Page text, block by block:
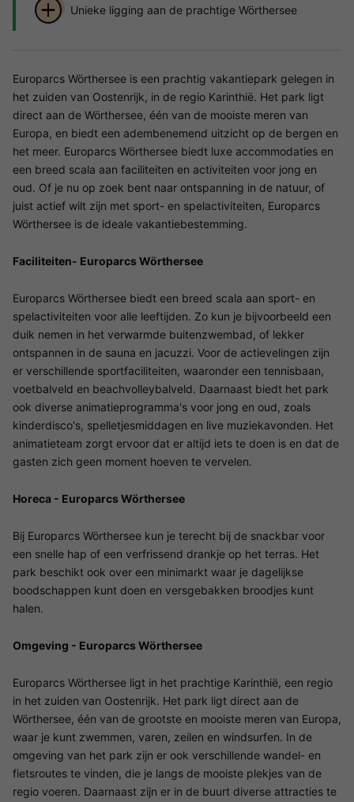
Unieke ligging aan de prachtige Wörthersee
Europarcs Wörthersee is een prachtig vakantiepark gelegen in
het zuiden van Oostenrijk, in de regio Karinthië. Het park ligt
direct aan de Wörthersee, één van de mooiste meren van
Europa, en biedt een adembenemend uitzicht op de bergen en
het meer. Europarcs Wörthersee biedt luxe accommodaties en
een breed scala aan faciliteiten en activiteiten voor jong en
oud. Of je nu op zoek bent naar ontspanning in de natuur, of
juist actief wilt zijn met sport- en spelactiviteiten, Europarcs
Wörthersee is de ideale vakantiebestemming.
Faciliteiten- Europarcs Wörthersee
Europarcs Wörthersee biedt een breed scala aan sport- en
spelactiviteiten voor alle leeftijden. Zo kun je bijvoorbeeld een
duik nemen in het verwarmde buitenzwembad, of lekker
ontspannen in de sauna en jacuzzi. Voor de actievelingen zijn
er verschillende sportfaciliteiten, waaronder een tennisbaan,
voetbalveld en beachvolleybalveld. Daarnaast biedt het park
ook diverse animatieprogramma's voor jong en oud, zoals
kinderdisco's, spelletjesmiddagen en live muziekavonden. Het
animatieteam zorgt ervoor dat er altijd iets te doen is en dat de
gasten zich geen moment hoeven te vervelen.
Horeca - Europarcs Wörthersee
Bij Europarcs Wörthersee kun je terecht bij de snackbar voor
een snelle hap of een verfrissend drankje op het terras. Het
park beschikt ook over een minimarkt waar je dagelijkse
boodschappen kunt doen en versgebakken broodjes kunt
halen.
Omgeving - Europarcs Wörthersee
Europarcs Wörthersee ligt in het prachtige Karinthië, een regio
in het zuiden van Oostenrijk. Het park ligt direct aan de
Wörthersee, één van de grootste en mooiste meren van Europa,
waar je kunt zwemmen, varen, zeilen en windsurfen. In de
omgeving van het park zijn er ook verschillende wandel- en
fietsroutes te vinden, die je langs de mooiste plekjes van de
regio voeren. Daarnaast zijn er in de buurt diverse attracties te